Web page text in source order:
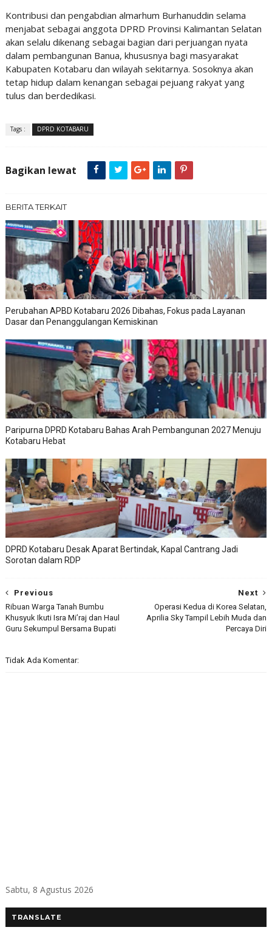
Kontribusi dan pengabdian almarhum Burhanuddin selama
menjabat sebagai anggota DPRD Provinsi Kalimantan Selatan
akan selalu dikenang sebagai bagian dari perjuangan nyata
dalam pembangunan Banua, khususnya bagi masyarakat
Kabupaten Kotabaru dan wilayah sekitarnya. Sosoknya akan
tetap hidup dalam kenangan sebagai pejuang rakyat yang
tulus dan berdedikasi.
Tags : DPRD KOTABARU
Bagikan lewat
BERITA TERKAIT
Perubahan APBD Kotabaru 2026 Dibahas, Fokus pada Layanan
Dasar dan Penanggulangan Kemiskinan
Paripurna DPRD Kotabaru Bahas Arah Pembangunan 2027 Menuju
Kotabaru Hebat
DPRD Kotabaru Desak Aparat Bertindak, Kapal Cantrang Jadi
Sorotan dalam RDP
Next
Operasi Kedua di Korea Selatan,
Aprilia Sky Tampil Lebih Muda dan
Percaya Diri
Previous
Ribuan Warga Tanah Bumbu
Khusyuk Ikuti Isra Mi’raj dan Haul
Guru Sekumpul Bersama Bupati
Tidak Ada Komentar:
Sabtu, 8 Agustus 2026
TRANSLATE